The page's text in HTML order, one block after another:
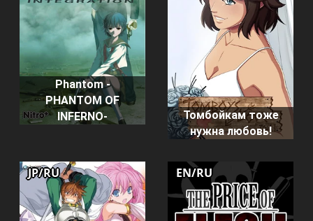
Phantom -
PHANTOM OF
INFERNO-
Томбойкам тоже
нужна любовь!
JP/RU EN/RU